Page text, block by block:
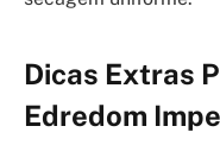
Dicas Extras
Edredom